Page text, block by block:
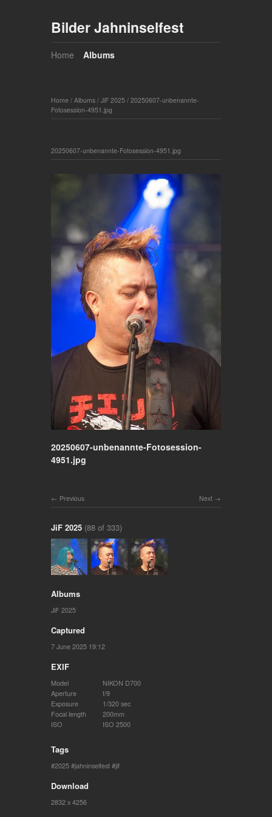
Bilder Jahninselfest
Home Albums
Home / Albums / JiF 2025 / 20250607-unbenannte-
Fotosession-4951.jpg
20250607-unbenannte-Fotosession-4951.jpg
20250607-unbenannte-Fotosession-
4951.jpg
Next
Previous
JiF 2025 (88 of 333)
Albums
JiF 2025
Captured
7 June 2025 19:12
EXIF
Model
NIKON D700
Aperture
f/9
Exposure
1/320 sec
Focal length
200mm
ISO
ISO 2500
Tags
2025 jahninselfest jif
Download
2832 x 4256